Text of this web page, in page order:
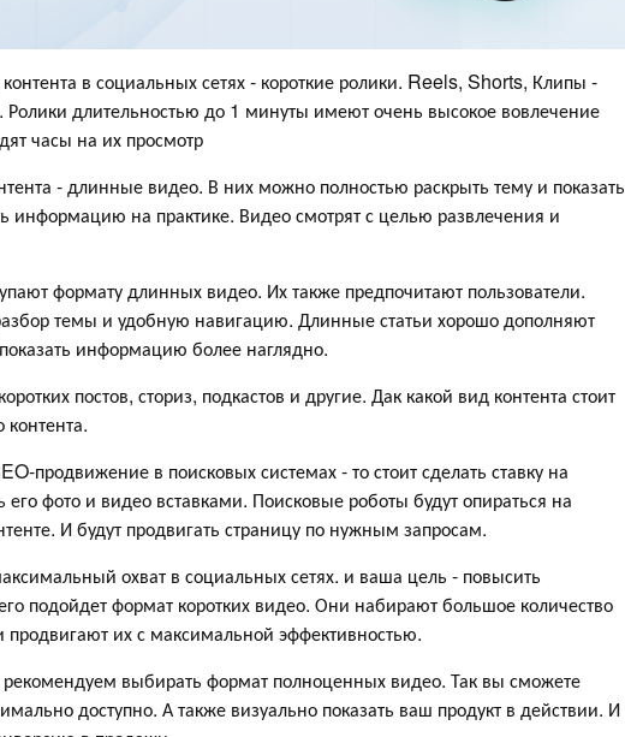
в социальных сетях - короткие ролики. Reels, Shorts, Клипы -
Ролики длительностью до 1 минуты имеют очень высокое вовлечение
часы на их просмотр
- длинные видео. В них можно полностью раскрыть тему и показать
информацию на практике. Видео смотрят с целью развлечения и
формату длинных видео. Их также предпочитают пользователи.
темы и удобную навигацию. Длинные статьи хорошо дополняют
информацию более наглядно.
постов, сториз, подкастов и другие. Дак какой вид контента стоит
контента.
продвижение в поисковых системах - то стоит сделать ставку на
его фото и видео вставками. Поисковые роботы будут опираться на
И будут продвигать страницу по нужным запросам.
охват в социальных сетях. и ваша цель - повысить
подойдет формат коротких видео. Они набирают большое количество
продвигают их с максимальной эффективностью.
рекомендуем выбирать формат полноценных видео. Так вы сможете
доступно. А также визуально показать ваш продукт в действии. И